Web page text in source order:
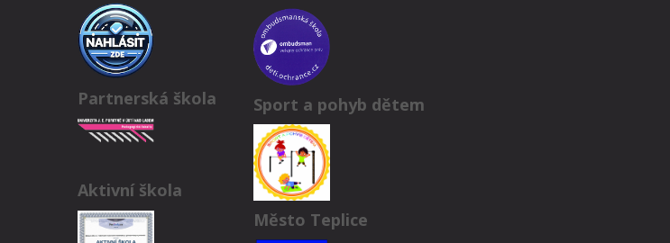
Partnerská škola
Aktivní škola
Sport a pohyb dětem
Město Teplice